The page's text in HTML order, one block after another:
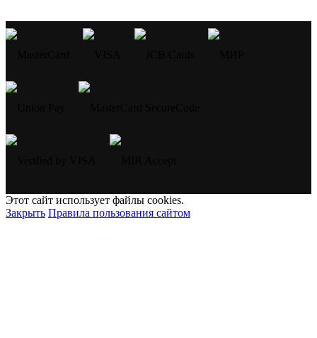
Этот сайт использует файлы cookies.
Закрыть Правила пользования сайтом